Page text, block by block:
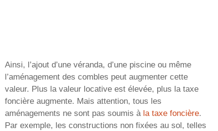
Ainsi, l’ajout d’une véranda, d’une piscine ou même
l’aménagement des combles peut augmenter cette
valeur. Plus la valeur locative est élevée, plus la taxe
foncière augmente. Mais attention, tous les
aménagements ne sont pas soumis à la taxe foncière.
Par exemple, les constructions non fixées au sol, telles